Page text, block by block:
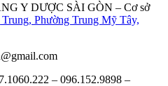
– Cơ sở
Phường Trung Mỹ Tây,
– 096.152.9898 –